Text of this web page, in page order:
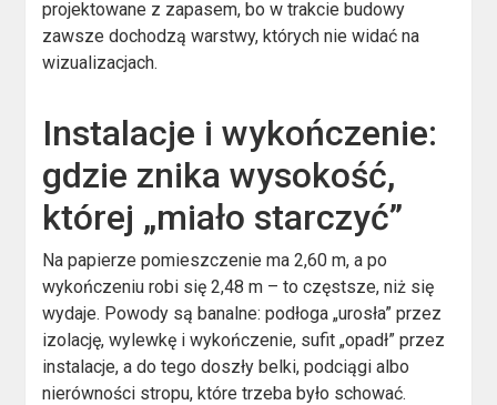
projektowane z zapasem, bo w trakcie budowy
zawsze dochodzą warstwy, których nie widać na
wizualizacjach.
Instalacje i wykończenie:
gdzie znika wysokość,
której „miało starczyć”
Na papierze pomieszczenie ma 2,60 m, a po
wykończeniu robi się 2,48 m – to częstsze, niż się
wydaje. Powody są banalne: podłoga „urosła” przez
izolację, wylewkę i wykończenie, sufit „opadł” przez
instalacje, a do tego doszły belki, podciągi albo
nierówności stropu, które trzeba było schować.